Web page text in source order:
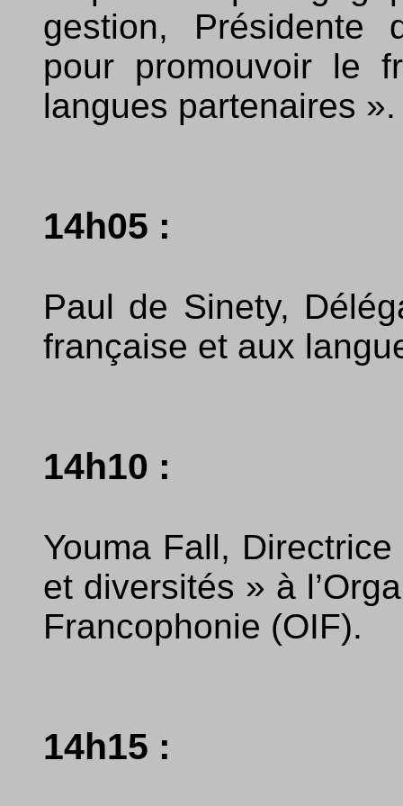
gestion, Présidente
pour promouvoir le
langues partenaires ».
14h05 :
Paul de Sinety,
française et aux
14h10 :
Youma Fall,
et diversités » à
Francophonie (OIF).
14h15 :